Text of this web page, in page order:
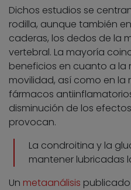
Dichos estudios se
rodilla, aunque también
caderas, los dedos de la
vertebral. La mayoría
beneficios en cuanto a la
movilidad, así como en la
fármacos
disminución de los
provocan.
La condroitina y la
mantener lubricadas
Un metaanálisis